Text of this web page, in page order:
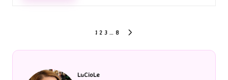
des
publications
1 2 3 … 8
LuCioLe